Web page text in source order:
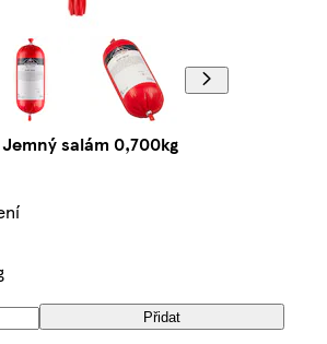
salám 0,700kg
Přidat